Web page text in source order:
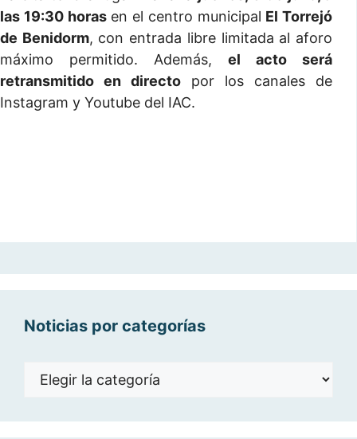
las 19:30 horasen el centro municipal El Torrejó
de Benidorm, con entrada libre limitada al aforo
máximo permitido. Además, el acto será
retransmitido en directo por los canales de
Instagram y Youtube del IAC.
Noticias por categorías
Noticias